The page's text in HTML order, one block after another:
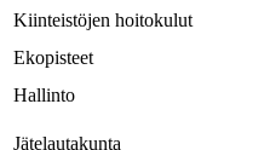
Kiinteistöjen hoitokulut
Ekopisteet
Hallinto
Jätelautakunta